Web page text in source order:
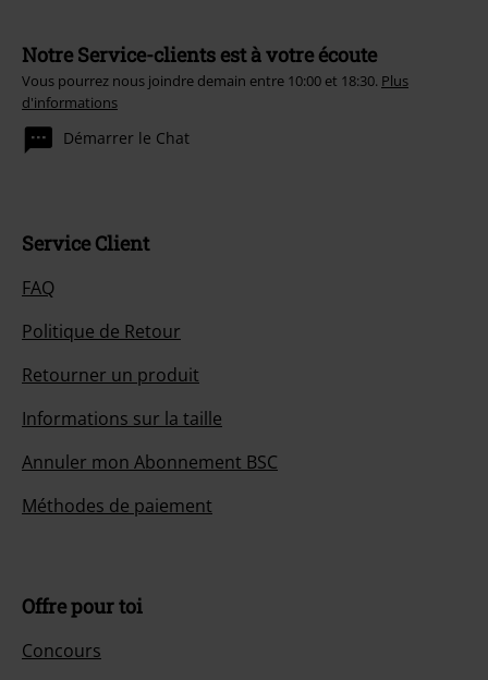
Notre Service-clients est à votre écoute
Vous pourrez nous joindre demain entre 10:00 et 18:30. Plus
d'informations
Démarrer le Chat
Service Client
FAQ
Politique de Retour
Retourner un produit
Informations sur la taille
Annuler mon Abonnement BSC
Méthodes de paiement
Offre pour toi
Concours